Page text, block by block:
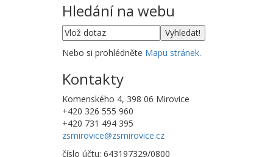
Hledání na webu
Nebo si prohlédněte Mapu stránek.
Kontakty
Komenského 4, 398 06 Mirovice
+420 326 555 960
+420 731 494 395
zsmirovice@zsmirovice.cz
číslo účtu: 643197329/0800